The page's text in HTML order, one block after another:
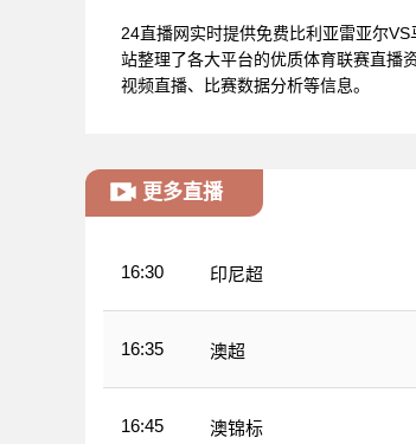
24直播网实时提供免费比利亚雷亚尔
站整理了各大平台的优质体育联赛直播
视频直播、比赛数据分析等信息。
更多直播
16:30 印尼超
16:35 澳超
16:45 澳锦标